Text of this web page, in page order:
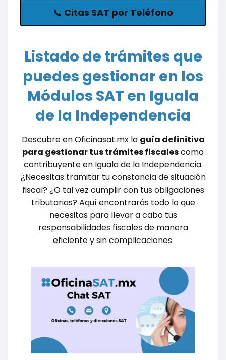
📞 Citas SAT por Teléfono
Listado de trámites que
puedes gestionar en los
Módulos SAT en Iguala
de la Independencia
Descubre en Oficinasat.mx la guía definitiva
para gestionar tus trámites fiscalescomo
contribuyente en Iguala de la Independencia.
¿Necesitas tramitar tu constancia de situación
fiscal? ¿O tal vez cumplir con tus obligaciones
tributarias? Aquí encontrarás todo lo que
necesitas para llevar a cabo tus
responsabilidades fiscales de manera
eficiente y sin complicaciones.